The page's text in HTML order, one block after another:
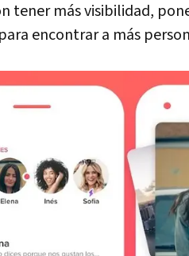
tener más visibilidad,
encontrar a más